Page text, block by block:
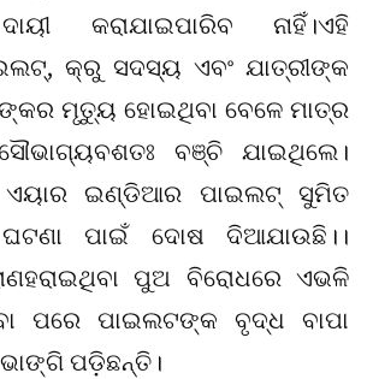
କରାଯାଇପାରିବ ନାହିଁ।ଏହି
କ୍ରୁ ସଦସ୍ୟ ଏବଂ ଯାତ୍ରୀଙ୍କ
ମୃତ୍ୟୁ ହୋଇଥିବା ବେଳେ ମାତ୍ର
ବଞ୍ଚି ଯାଇଥିଲେ।
ଏୟାର ଇଣ୍ଡିଆର ପାଇଲଟ୍ ସୁମିତ
ପାଇଁ ଦୋଷ ଦିଆଯାଉଛି।।
ପୁଅ ବିରୋଧରେ ଏଭଳି
ପରେ ପାଇଲଟଙ୍କ ବୃଦ୍ଧ ବାପା
ପଡ଼ିଛନ୍ତି।